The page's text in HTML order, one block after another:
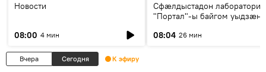
Новости
08:00 4 мин
Сфæлдыстадон лаборатори
"Портал"-ы байгом уыдзæн
Æхсары куыстыты равдыст
08:04 26 мин
Вчера Сегодня К эфиру